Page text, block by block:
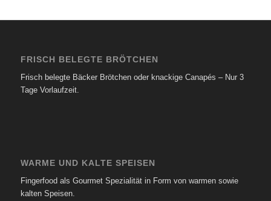
FRISCH BELEGTE BRÖTCHEN
Frisch belegte Bäcker Brötchen oder knackige Canapés – Nur 3
Tage Vorlaufzeit.
WARME UND KALTE SPEISEN
Fingerfood als Gourmet Spezialität in Form von warmen sowie
kalten Speisen.